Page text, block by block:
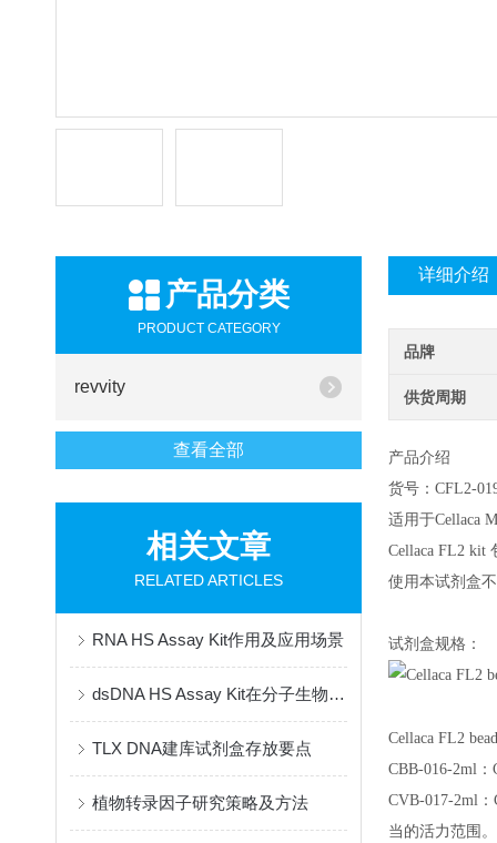
产品分类
PRODUCT CATEGORY
revvity
查看全部
相关文章
RELATED ARTICLES
RNA HS Assay Kit作用及应用场景
dsDNA HS Assay Kit在分子生物学研究中的应用与实验优化策略
TLX DNA建库试剂盒存放要点
植物转录因子研究策略及方法
详细介绍
品牌
供货周期
产品介绍
货号：CFL2-
适用于Cellaca
Cellaca FL2 kit
使用本试剂盒
试剂盒规格：
Cellaca FL2
CBB-016-2ml
CVB-017-2ml
当的活力范围。